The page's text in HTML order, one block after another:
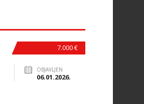
7.000 €
OBJAVLJEN
06.01.2026.